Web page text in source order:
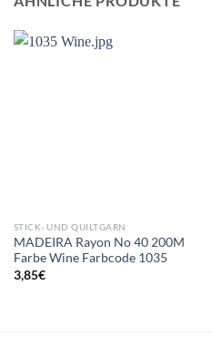
STICK- UND QUILTGARN
MADEIRA Rayon No 40 200M
Farbe Wine Farbcode 1035
3,85€